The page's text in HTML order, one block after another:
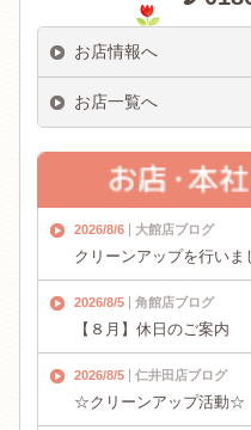
お店情報へ
お店一覧へ
2026/8/6 大館店ブログ
クリーンアップを行いま
2026/8/5 角館店ブログ
【８月】休日のご案内
2026/8/5 仁井田店ブログ
☆クリーンアップ活動☆